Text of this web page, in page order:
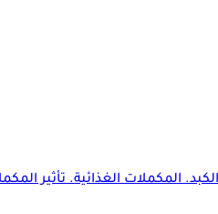
المكملات الغذائية. تأثير